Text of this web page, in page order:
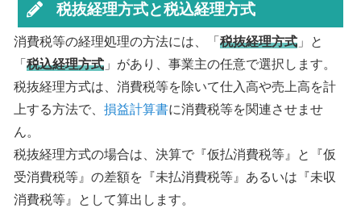
税抜経理方式と税込経理方式
消費税等の経理処理の方法には、「 税抜経理方式 」と
「 税込経理方式 」があり、事業主の任意で選択します。
税抜経理方式は、消費税等を除いて仕入高や売上高を計
上する方法で、 損益計算書に消費税等を関連させませ
ん。
税抜経理方式の場合は、決算で『仮払消費税等』と『仮
受消費税等』の差額を『未払消費税等』あるいは『未収
消費税等』として算出します。